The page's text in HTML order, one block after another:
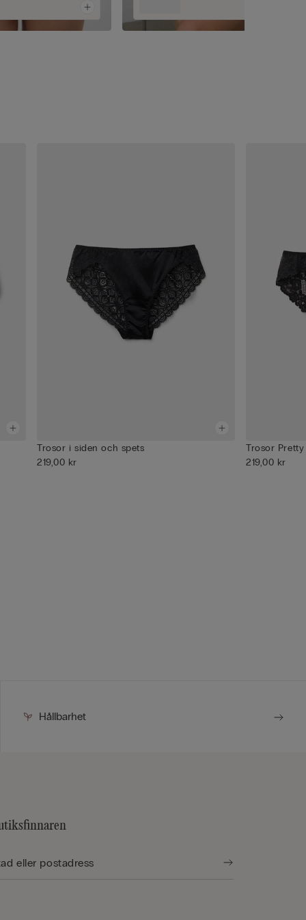
Trosor i siden och spets
219,00 kr
Trosor
219,00 kr
Hållbarhet